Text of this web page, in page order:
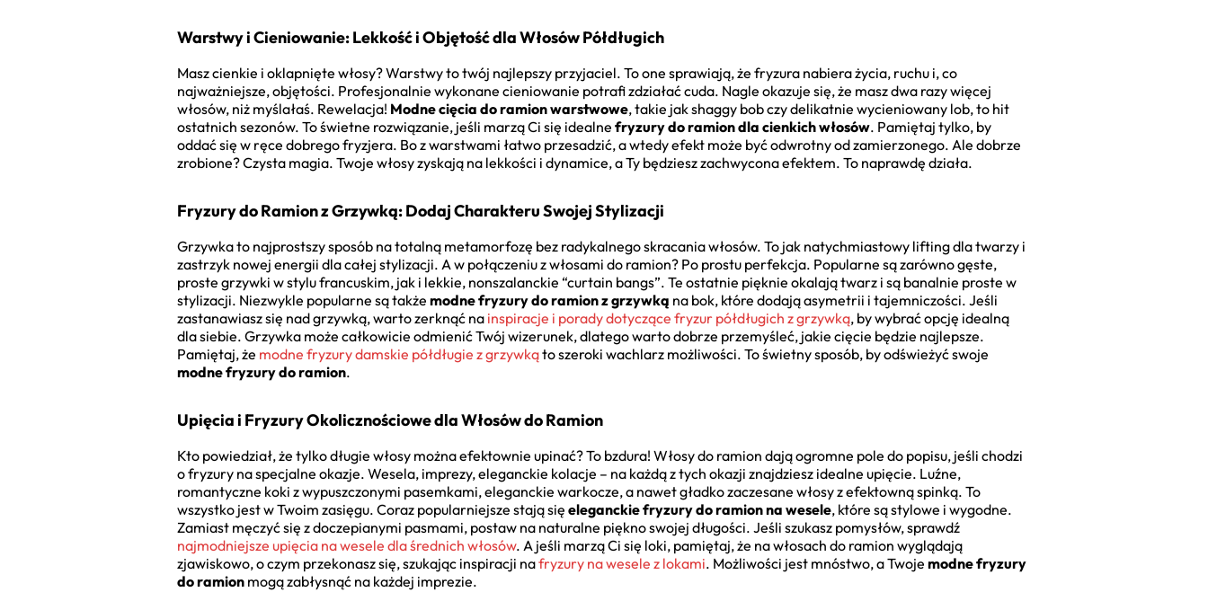
Warstwy i Cieniowanie: Lekkość i Objętość dla Włosów Półdługich
Masz cienkie i oklapnięte włosy? Warstwy to twój najlepszy przyjaciel. To one sprawiają, że fryzura nabiera życia, ruchu i, co
najważniejsze, objętości. Profesjonalnie wykonane cieniowanie potrafi zdziałać cuda. Nagle okazuje się, że masz dwa razy więcej
włosów, niż myślałaś. Rewelacja! Modne cięcia do ramion warstwowe, takie jak shaggy bob czy delikatnie wycieniowany lob, to hit
ostatnich sezonów. To świetne rozwiązanie, jeśli marzą Ci się idealne fryzury do ramion dla cienkich włosów. Pamiętaj tylko, by
oddać się w ręce dobrego fryzjera. Bo z warstwami łatwo przesadzić, a wtedy efekt może być odwrotny od zamierzonego. Ale dobrze
zrobione? Czysta magia. Twoje włosy zyskają na lekkości i dynamice, a Ty będziesz zachwycona efektem. To naprawdę działa.
Fryzury do Ramion z Grzywką: Dodaj Charakteru Swojej Stylizacji
Grzywka to najprostszy sposób na totalną metamorfozę bez radykalnego skracania włosów. To jak natychmiastowy lifting dla twarzy i
zastrzyk nowej energii dla całej stylizacji. A w połączeniu z włosami do ramion? Po prostu perfekcja. Popularne są zarówno gęste,
proste grzywki w stylu francuskim, jak i lekkie, nonszalanckie “curtain bangs”. Te ostatnie pięknie okalają twarz i są banalnie proste w
stylizacji. Niezwykle popularne są także modne fryzury do ramion z grzywką na bok, które dodają asymetrii i tajemniczości. Jeśli
zastanawiasz się nad grzywką, warto zerknąć na inspiracje i porady dotyczące fryzur półdługich z grzywką, by wybrać opcję idealną
dla siebie. Grzywka może całkowicie odmienić Twój wizerunek, dlatego warto dobrze przemyśleć, jakie cięcie będzie najlepsze.
Pamiętaj, że modne fryzury damskie półdługie z grzywkąto szeroki wachlarz możliwości. To świetny sposób, by odświeżyć swoje
modne fryzury do ramion.
Upięcia i Fryzury Okolicznościowe dla Włosów do Ramion
Kto powiedział, że tylko długie włosy można efektownie upinać? To bzdura! Włosy do ramion dają ogromne pole do popisu, jeśli chodzi
o fryzury na specjalne okazje. Wesela, imprezy, eleganckie kolacje – na każdą z tych okazji znajdziesz idealne upięcie. Luźne,
romantyczne koki z wypuszczonymi pasemkami, eleganckie warkocze, a nawet gładko zaczesane włosy z efektowną spinką. To
wszystko jest w Twoim zasięgu. Coraz popularniejsze stają się eleganckie fryzury do ramion na wesele, które są stylowe i wygodne.
Zamiast męczyć się z doczepianymi pasmami, postaw na naturalne piękno swojej długości. Jeśli szukasz pomysłów, sprawdź
najmodniejsze upięcia na wesele dla średnich włosów. A jeśli marzą Ci się loki, pamiętaj, że na włosach do ramion wyglądają
zjawiskowo, o czym przekonasz się, szukając inspiracji nafryzury na wesele z lokami. Możliwości jest mnóstwo, a Twoje modne fryzury
do ramion mogą zabłysnąć na każdej imprezie.